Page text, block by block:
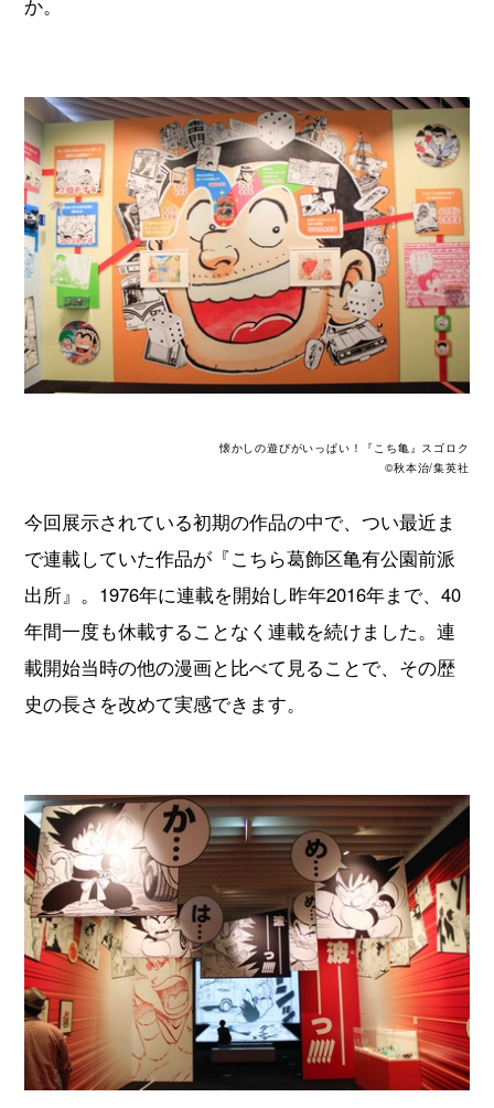
か。
懐かしの遊びがいっぱい！『こち亀』スゴロク
©秋本治/集英社
今回展示されている初期の作品の中で、つい最近ま
で連載していた作品が『こちら葛飾区亀有公園前派
出所』。1976年に連載を開始し昨年2016年まで、40
年間一度も休載することなく連載を続けました。連
載開始当時の他の漫画と比べて見ることで、その歴
史の長さを改めて実感できます。